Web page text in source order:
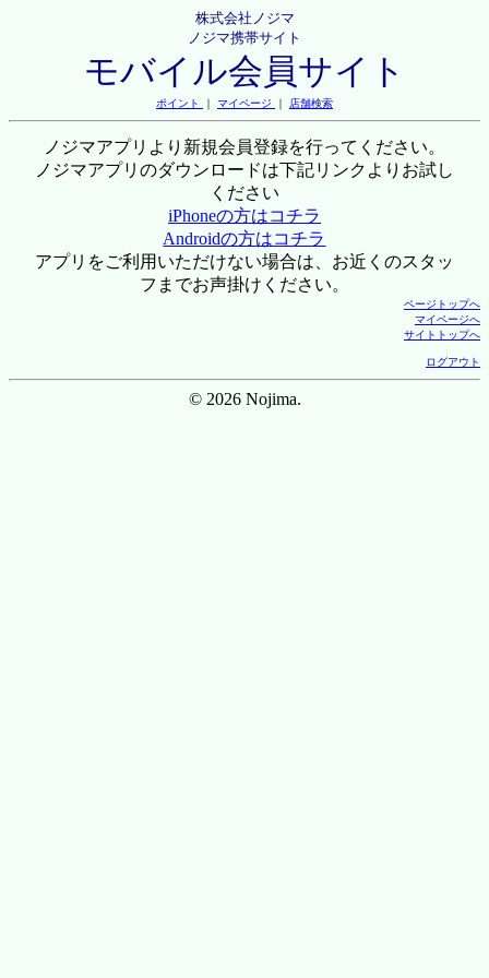
株式会社ノジマ
ノジマ携帯サイト
モバイル会員サイト
ポイント ｜ マイページ ｜ 店舗検索
ノジマアプリより新規会員登録を行ってください。
ノジマアプリのダウンロードは下記リンクよりお試し
ください
iPhoneの方はコチラ
Androidの方はコチラ
アプリをご利用いただけない場合は、お近くのスタッ
フまでお声掛けください。
ページトップへ
マイページへ
サイトトップへ
ログアウト
© 2026 Nojima.